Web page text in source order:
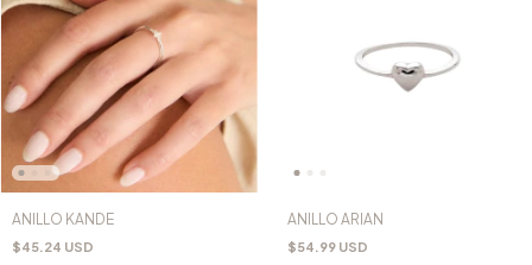
ANILLO KANDE
$45.24 USD
ANILLO ARIAN
$54.99 USD